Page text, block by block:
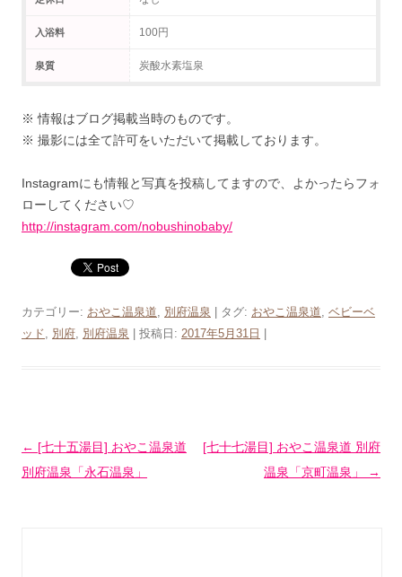
入浴料 100円
泉質 炭酸水素塩泉
※ 情報はブログ掲載当時のものです。
※ 撮影には全て許可をいただいて掲載しております。
Instagramにも情報と写真を投稿してますので、よかったらフォ
ローしてください♡
http://instagram.com/nobushinobaby/
カテゴリー: おやこ温泉道, 別府温泉 | タグ: おやこ温泉道, ベビーベ
ッド, 別府, 別府温泉 | 投稿日: 2017年5月31日
投稿ナビゲーション
← [七十五湯目] おやこ温泉道
別府温泉「永石温泉」
[七十七湯目] おやこ温泉道 別府
温泉「京町温泉」
→